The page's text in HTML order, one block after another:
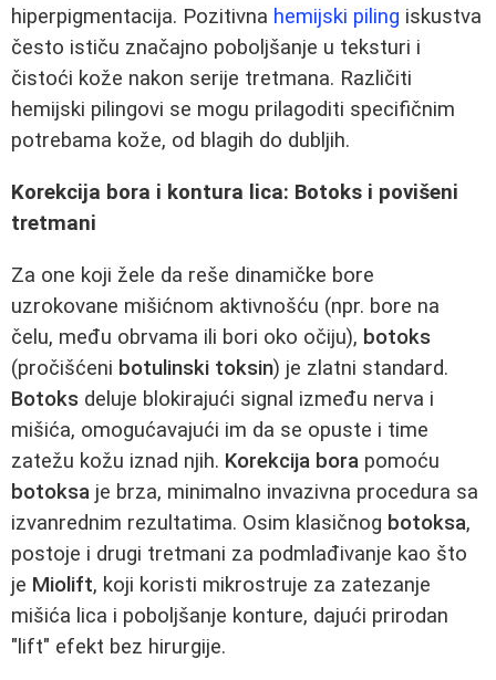
hiperpigmentacija. Pozitivna hemijski piling iskustva
često ističu značajno poboljšanje u teksturi i
čistoći kože nakon serije tretmana. Različiti
hemijski pilingovi se mogu prilagoditi specifičnim
potrebama kože, od blagih do dubljih.
Korekcija bora i kontura lica: Botoks i povišeni
tretmani
Za one koji žele da reše dinamičke bore
uzrokovane mišićnom aktivnošću (npr. bore na
čelu, među obrvama ili bori oko očiju), botoks
(pročišćeni botulinski toksin) je zlatni standard.
Botoks deluje blokirajući signal između nerva i
mišića, omogućavajući im da se opuste i time
zatežu kožu iznad njih. Korekcija bora pomoću
botoksa je brza, minimalno invazivna procedura sa
izvanrednim rezultatima. Osim klasičnog botoksa,
postoje i drugi tretmani za podmlađivanje kao što
je Miolift, koji koristi mikrostruje za zatezanje
mišića lica i poboljšanje konture, dajući prirodan
"lift" efekt bez hirurgije.